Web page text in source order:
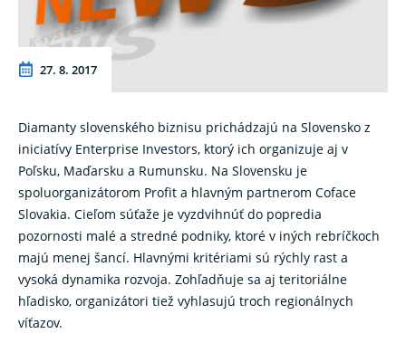
27. 8. 2017
Diamanty slovenského biznisu prichádzajú na Slovensko z
iniciatívy Enterprise Investors, ktorý ich organizuje aj v
Poľsku, Maďarsku a Rumunsku. Na Slovensku je
spoluorganizátorom Profit a hlavným partnerom Coface
Slovakia. Cieľom súťaže je vyzdvihnúť do popredia
pozornosti malé a stredné podniky, ktoré v iných rebríčkoch
majú menej šancí. Hlavnými kritériami sú rýchly rast a
vysoká dynamika rozvoja. Zohľadňuje sa aj teritoriálne
hľadisko, organizátori tiež vyhlasujú troch regionálnych
víťazov.